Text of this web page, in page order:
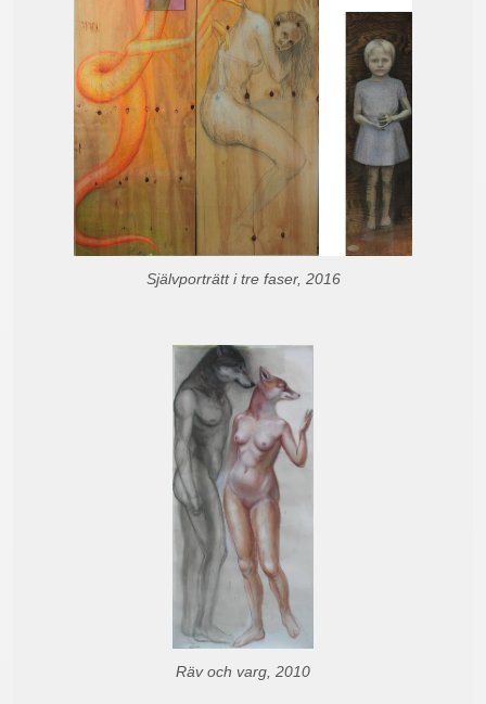
Självporträtt i tre faser, 2016
Räv och varg, 2010